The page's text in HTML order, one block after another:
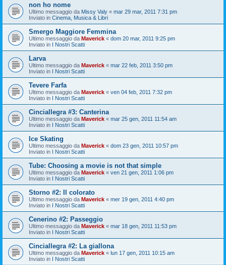
non ho nome
Ultimo messaggio da Missy Valy « mar 29 mar, 2011 7:31 pm
Inviato in Cinema, Musica & Libri
Smergo Maggiore Femmina
Ultimo messaggio da Maverick « dom 20 mar, 2011 9:25 pm
Inviato in I Nostri Scatti
Larva
Ultimo messaggio da Maverick « mar 22 feb, 2011 3:50 pm
Inviato in I Nostri Scatti
Tevere Farfa
Ultimo messaggio da Maverick « ven 04 feb, 2011 7:32 pm
Inviato in I Nostri Scatti
Cinciallegra #3: Canterina
Ultimo messaggio da Maverick « mar 25 gen, 2011 11:54 am
Inviato in I Nostri Scatti
Ice Skating
Ultimo messaggio da Maverick « dom 23 gen, 2011 10:57 pm
Inviato in I Nostri Scatti
Tube: Choosing a movie is not that simple
Ultimo messaggio da Maverick « ven 21 gen, 2011 1:06 pm
Inviato in I Nostri Scatti
Storno #2: Il colorato
Ultimo messaggio da Maverick « mer 19 gen, 2011 4:40 pm
Inviato in I Nostri Scatti
Cenerino #2: Passeggio
Ultimo messaggio da Maverick « mar 18 gen, 2011 11:53 pm
Inviato in I Nostri Scatti
Cinciallegra #2: La giallona
Ultimo messaggio da Maverick « lun 17 gen, 2011 10:15 am
Inviato in I Nostri Scatti